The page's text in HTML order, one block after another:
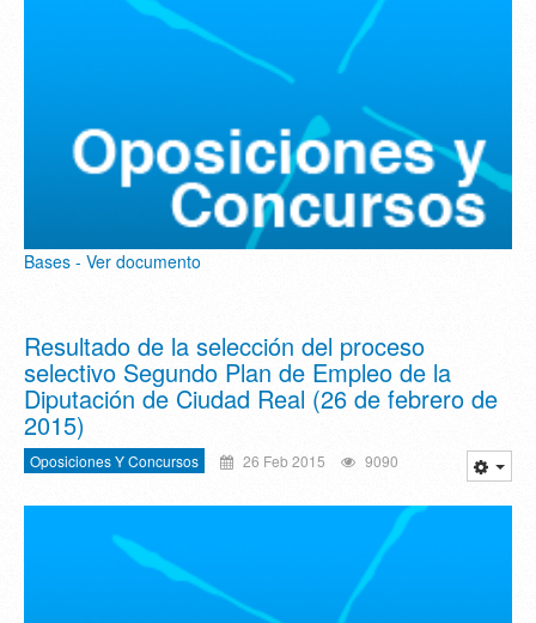
Bases - Ver documento
Resultado de la selección del proceso
selectivo Segundo Plan de Empleo de la
Diputación de Ciudad Real (26 de febrero de
2015)
Oposiciones Y Concursos 26 Feb 2015 9090